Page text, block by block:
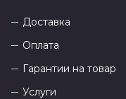
Доставка
Оплата
Гарантии на товар
Услуги